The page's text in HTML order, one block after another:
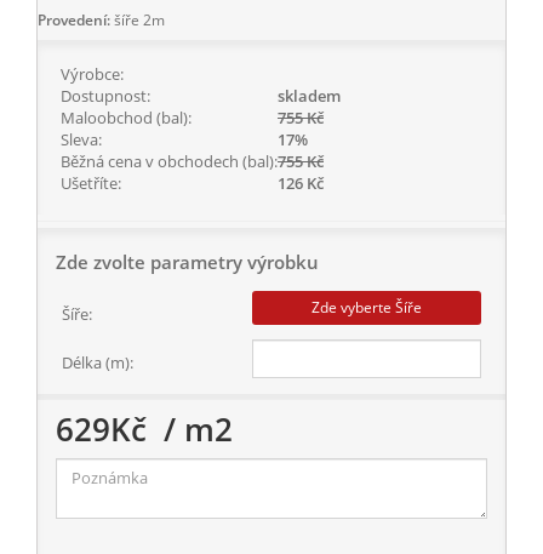
Provedení:šíře 2m
Výrobce:
Dostupnost:
skladem
Maloobchod (bal):
755 Kč
Sleva:
17%
Běžná cena v obchodech (bal):755 Kč
Ušetříte:
126 Kč
Zde zvolte parametry výrobku
Šíře: Zde vyberte Šíře
Délka (m):
629Kč / m2